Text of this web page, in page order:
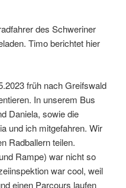
des Schweriner
Timo berichtet hier
früh nach Greifswald
In unserem Bus
Daniela, sowie die
und ich mitgefahren. Wir
Radballern teilen.
Rampe) war nicht so
war cool, weil
einen Parcours laufen